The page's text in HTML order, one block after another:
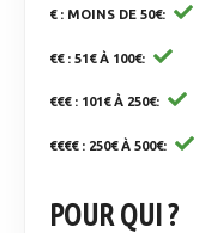
€ : MOINS DE 50€
€€ : 51€ À 100€
€€€ : 101€ À 250€
€€€€ : 250€ À 500€
POUR QUI ?